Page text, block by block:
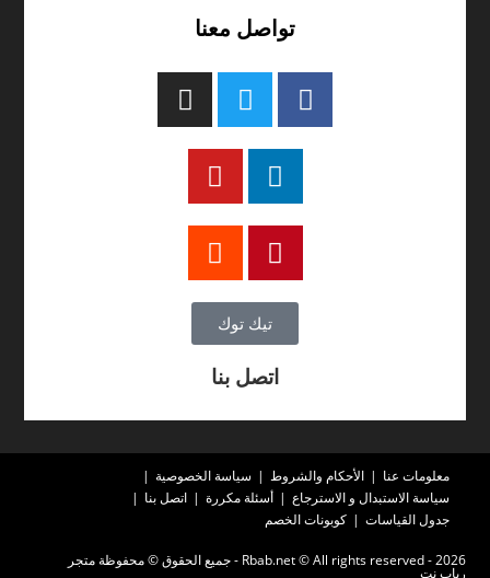
تواصل معنا
تيك توك
اتصل بنا
معلومات عنا الأحكام والشروط
سياسة الخصوصية
سياسة الاستبدال و الاسترجاع
أسئلة مكررة
اتصل بنا
جدول القياسات
كوبونات الخصم
2026 - Rbab.net © All rights reserved - جميع الحقوق © محفوظة متجر
رباب نت